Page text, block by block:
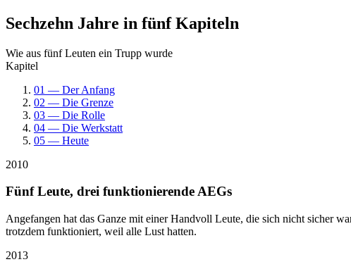
Sechzehn Jahre in fünf Kapiteln
Wie aus fünf Leuten ein Trupp wurde
Kapitel
01 — Der Anfang
02 — Die Grenze
03 — Die Rolle
04 — Die Werkstatt
05 — Heute
2010
Fünf Leute, drei funktionierende AEGs
Angefangen hat das Ganze mit einer Handvoll Leute, die sich nicht sicher
trotzdem funktioniert, weil alle Lust hatten.
2013